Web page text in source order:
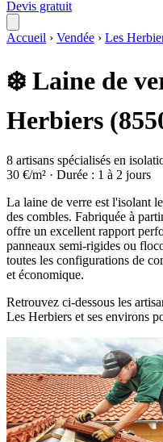
Devis gratuit
Accueil › Vendée › Les
❄️ Laine de
Herbiers
8 artisans spécialisés en
30 €/m² · Durée : 1 à 2 jours
La laine de verre est l'isolant
des combles. Fabriquée à
offre un excellent rapport
panneaux semi-rigides ou
toutes les configurations de
et économique.
Retrouvez ci-dessous les
Les Herbiers et ses environs